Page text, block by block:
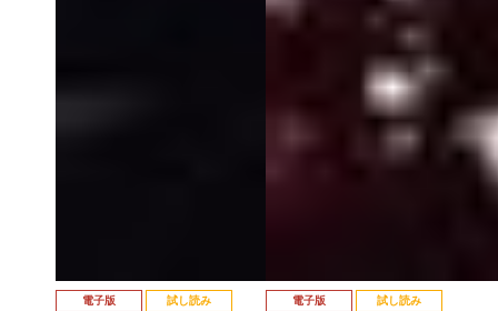
電子版 試し読み 電子版 試し読み